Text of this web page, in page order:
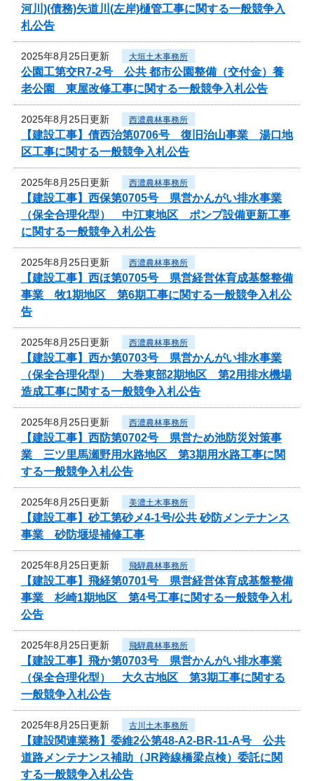
河川)(債務)矢道川(左岸)樋管工事に関する一般競争入
札公告
2025年8月25日更新 大垣土木事務所
公園工第交R7-2号 公共 都市公園整備（交付金）養
老公園 東屋改修工事に関する一般競争入札公告
2025年8月25日更新 西濃農林事務所
【建設工事】債西治第0706号 復旧治山事業 湯口地
区工事に関する一般競争入札公告
2025年8月25日更新 西濃農林事務所
【建設工事】西保第0705号 県営かんがい排水事業
（保全合理化型） 中江東地区 ポンプ設備更新工事
に関する一般競争入札公告
2025年8月25日更新 西濃農林事務所
【建設工事】西ほ第0705号 県営経営体育成基盤整備
事業 牧1期地区 第6期工事に関する一般競争入札公
告
2025年8月25日更新 西濃農林事務所
【建設工事】西か第0703号 県営かんがい排水事業
（保全合理化型） 大巻東部2期地区 第2用排水機場
造成工事に関する一般競争入札公告
2025年8月25日更新 西濃農林事務所
【建設工事】西防第0702号 県営ため池防災対策事
業 三ツ里馬瀬野用水路地区 第3期用水路工事に関
する一般競争入札公告
2025年8月25日更新 美濃土木事務所
【建設工事】砂工第砂メ4-1号/公共 砂防メンテナンス
事業 砂防堰堤補修工事
2025年8月25日更新 飛騨農林事務所
【建設工事】飛経第0701号 県営経営体育成基盤整備
事業 杉崎1期地区 第4号工事に関する一般競争入札
公告
2025年8月25日更新 飛騨農林事務所
【建設工事】飛か第0703号 県営かんがい排水事業
（保全合理化型） 大久古地区 第3期工事に関する
一般競争入札公告
2025年8月25日更新 古川土木事務所
【建設関連業務】委維2公第48-A2-BR-11-A号 公共
道路メンテナンス補助（JR跨線橋梁点検）委託に関
する一般競争入札公告